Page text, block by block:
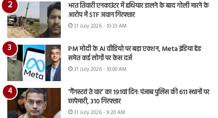
भरत तिवारी एनकाउंटर में हथियार डालने के बाद गोली मारने के
आरोप में STF जवान गिरफ्तार
31 July 2026 - 10:33 AM
PM मोदी के AI वीडियो पर बड़ा एक्शन, Meta इंडिया हेड
समेत कई लोगों पर केस दर्ज
31 July 2026 - 10:00 AM
‘गैंगस्टरां ते वार’ का 191वां दिन: पंजाब पुलिस की 611 स्थानों पर
छापेमारी, 310 गिरफ्तार
31 July 2026 - 9:20 AM